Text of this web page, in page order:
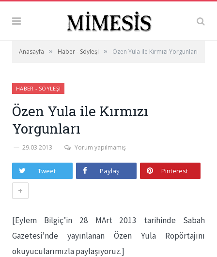
Anasayfa » Haber - Söyleşi » Özen Yula ile Kırmızı Yorgunları
HABER - SÖYLEŞI
Özen Yula ile Kırmızı
Yorgunları
29.03.2013 Yorum yapılmamış
Tweet Paylaş Pinterest
+
[Eylem Bilgiç’in 28 MArt 2013 tarihinde Sabah
Gazetesi’nde yayınlanan Özen Yula Ropörtajını
okuyucularımızla paylaşıyoruz.]